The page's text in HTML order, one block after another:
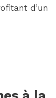
d’un